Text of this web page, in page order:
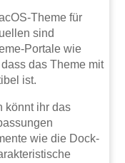
Theme für
sind
Portale wie
dass das Theme mit
ist.
könnt ihr das
wie die Dock-